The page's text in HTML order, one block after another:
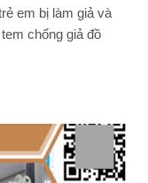
em bị làm giả và
chống giả đồ